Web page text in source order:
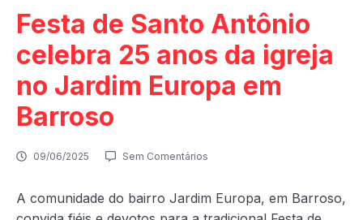
Festa de Santo Antônio
celebra 25 anos da igreja
no Jardim Europa em
Barroso
09/06/2025 Sem Comentários
A comunidade do bairro Jardim Europa, em Barroso,